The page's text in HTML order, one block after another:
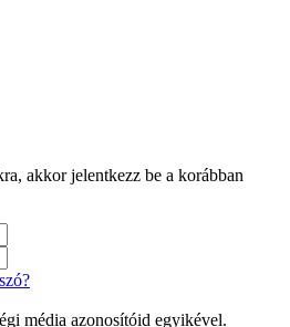
akkor jelentkezz be a korábban
média azonosítóid egyikével.